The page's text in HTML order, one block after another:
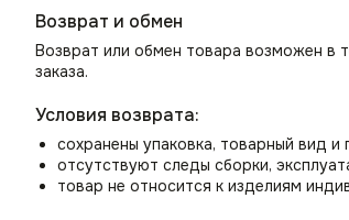
Возврат и обмен
Возврат или обмен товара возможен в
заказа.
Условия возврата:
сохранены упаковка, товарный вид и
отсутствуют следы сборки,
товар не относится к изделиям